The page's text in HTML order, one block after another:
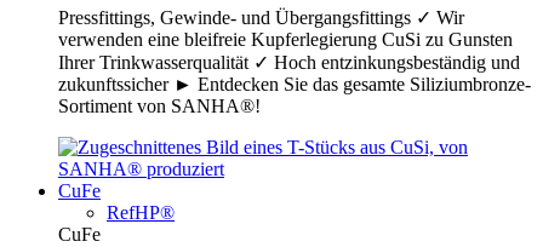
Pressfittings, Gewinde- und Übergangsfittings ✓ Wir
verwenden eine bleifreie Kupferlegierung CuSi zu Gunsten
Ihrer Trinkwasserqualität ✓ Hoch entzinkungsbeständig und
zukunftssicher ► Entdecken Sie das gesamte Siliziumbronze-
Sortiment von SANHA®!
CuFe
RefHP®
CuFe